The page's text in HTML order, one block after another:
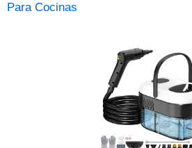
Para Cocinas